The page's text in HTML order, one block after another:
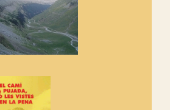
signen el
a favor dels Camins
te al manifest!